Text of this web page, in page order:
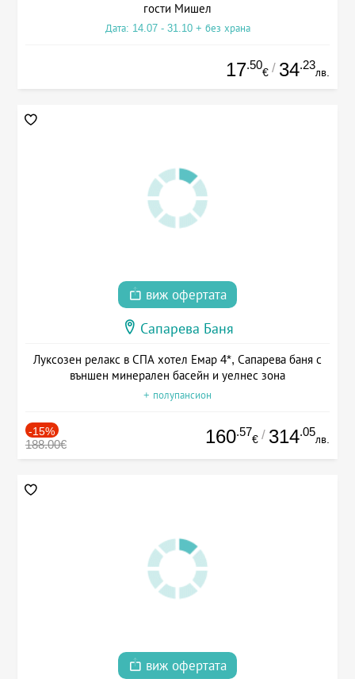
гости Мишел
Дата: 14.07 - 31.10 + без храна
17.50
€ / 34.23
лв.
виж офертата
Сапарева Баня
Луксозен релакс в СПА хотел Емар 4*, Сапарева баня с
външен минерален басейн и уелнес зона
+ полупансион
-15%
188.00€ 160.57
€ / 314.05
лв.
виж офертата